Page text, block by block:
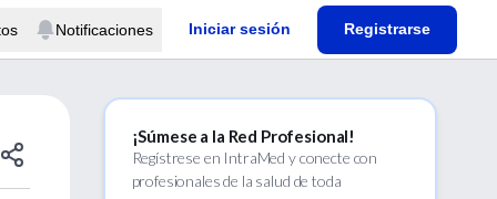
Notificaciones Iniciar sesión Registrarse
¡Súmese a la Red Profesional!
Regístrese en IntraMed y conecte con
profesionales de la salud de toda